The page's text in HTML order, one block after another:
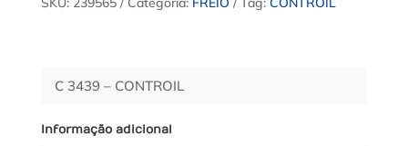
C 3439 – CONTROIL
Informação adicional